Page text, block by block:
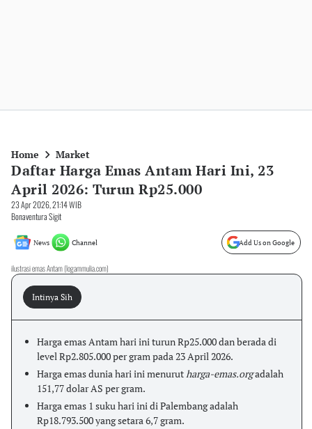
Home Market
Daftar Harga Emas Antam Hari Ini, 23
April 2026: Turun Rp25.000
23 Apr 2026, 21:14 WIB
Bonaventura Sigit
News Channel Add Us on Google
ilustrasi emas Antam (logammulia.com)
Intinya Sih
Harga emas Antam hari ini turun Rp25.000 dan berada di
level Rp2.805.000 per gram pada 23 April 2026.
Harga emas dunia hari ini menurutharga-emas.orgadalah
151,77 dolar AS per gram.
Harga emas 1 suku hari ini di Palembang adalah
Rp18.793.500 yang setara 6,7 gram.